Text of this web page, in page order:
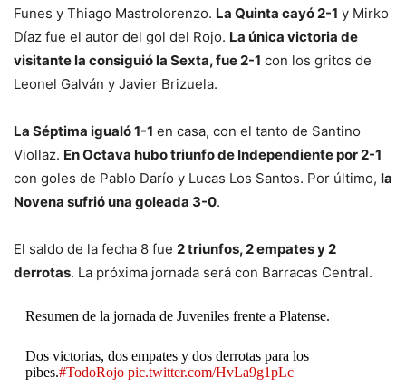
Funes y Thiago Mastrolorenzo. La Quinta cayó 2-1 y Mirko
Díaz fue el autor del gol del Rojo. La única victoria de
visitante la consiguió la Sexta, fue 2-1 con los gritos de
Leonel Galván y Javier Brizuela.
La Séptima igualó 1-1 en casa, con el tanto de Santino
Viollaz. En Octava hubo triunfo de Independiente por 2-1
con goles de Pablo Darío y Lucas Los Santos. Por último, la
Novena sufrió una goleada 3-0.
El saldo de la fecha 8 fue 2 triunfos, 2 empates y 2
derrotas. La próxima jornada será con Barracas Central.
Resumen de la jornada de Juveniles frente a Platense.
Dos victorias, dos empates y dos derrotas para los
pibes.#TodoRojo pic.twitter.com/HvLa9g1pLc